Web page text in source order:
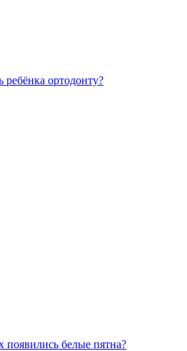
ребёнка ортодонту?
появились белые пятна?